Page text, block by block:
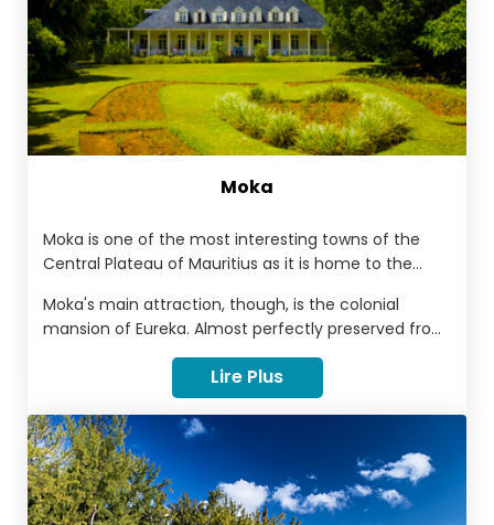
Moka
Moka is one of the most interesting towns of the
Central Plateau of Mauritius as it is home to the
the president. The scenery is dramatic here, too,
with waterfalls, valleys and the towering Le Pouce
mountain in the background.
Moka's main attraction, though, is the colonial
mansion of Eureka. Almost perfectly preserved from
the mid-19th century, it provides a window onto the
island's disturbing history of colonization and is a
great place to visit for a taste of national history.
Lire Plus